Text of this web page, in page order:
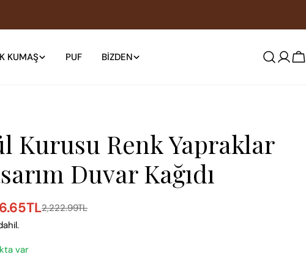
KUMAŞ PUF BIZDEN
Kurusu Renk Yapraklar
Duvar Kağıdı
2,222.99TL
var